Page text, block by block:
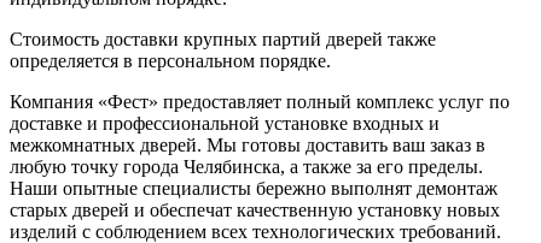
Стоимость доставки крупных партий дверей также
определяется в персональном порядке.
Компания «Фест» предоставляет полный комплекс услуг по
доставке и профессиональной установке входных и
межкомнатных дверей. Мы готовы доставить ваш заказ в
любую точку города Челябинска, а также за его пределы.
Наши опытные специалисты бережно выполнят демонтаж
старых дверей и обеспечат качественную установку новых
изделий с соблюдением всех технологических требований.